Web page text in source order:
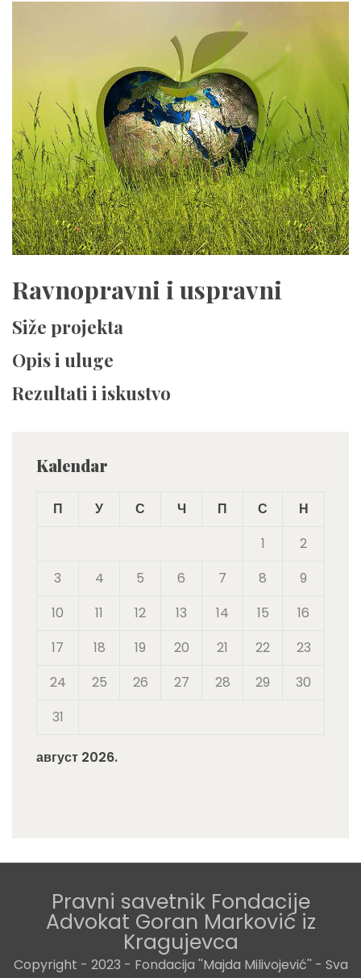
Ravnopravni i uspravni
Siže projekta
Opis i uluge
Rezultati i iskustvo
Kalendar
август 2026.
П У С Ч П С
Н
1
2
3
4 5 6 7 8
9
10
11 12 13 14 15
16
17
18 19 20 21 22
23
24
25 26 27 28 29
30
31
Pravni savetnik Fondacije
Advokat Goran Marković iz
Kragujevca
Copyright - 2023 - Fondacija ''Majda Milivojević'' - Sva